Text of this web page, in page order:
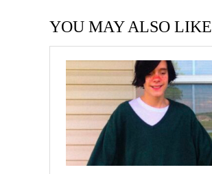
YOU MAY ALSO LIKE